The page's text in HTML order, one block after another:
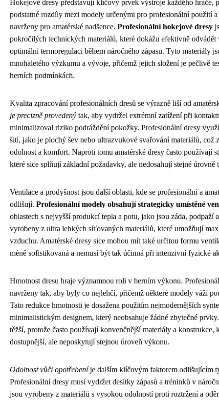
Hokejové dresy představují klíčový prvek výstroje každého hráče,
podstatné rozdíly mezi modely určenými pro profesionální použití
navrženy pro amatérské nadšence. Profesionální hokejové dresy
pokročilých technických materiálů, které dokážu efektivně odvádět
optimální termoregulaci během náročného zápasu. Tyto materiály
mnohaletého výzkumu a vývoje, přičemž jejich složení je pečlivě
herních podmínkách.
Kvalita zpracování profesionálních dresů se výrazně liší od
je precizně provedený tak, aby vydržel extrémní zatížení při
minimalizoval riziko podráždění pokožky. Profesionální dresy
šití, jako je plochý šev nebo ultrazvukové svařování materiálů, což
odolnost a komfort. Naproti tomu amatérské dresy často používají
které sice splňují základní požadavky, ale nedosahují stejné úrovně
Ventilace a prodyšnost jsou další oblasti, kde se profesionální a
odlišují. Profesionální modely obsahují strategicky umístěné
oblastech s nejvyšší produkcí tepla a potu, jako jsou záda, podpaží
vyrobeny z ultra lehkých síťovaných materiálů, které umožňují
vzduchu. Amatérské dresy sice mohou mít také určitou formu
méně sofistikovaná a nemusí být tak účinná při intenzivní fyzické
Hmotnost dresu hraje významnou roli v herním výkonu.
navrženy tak, aby byly co nejlehčí, přičemž některé modely váží
Tato redukce hmotnosti je dosažena použitím nejmodernějších
minimalistickým designem, který neobsahuje žádné zbytečné
těžší, protože často používají konvenčnější materiály a konstrukce,
dostupnější, ale neposkytují stejnou úroveň výkonu.
Odolnost vůči opotřebeníje dalším klíčovým faktorem odlišujícím
Profesionální dresy musí vydržet desítky zápasů a tréninků v
jsou vyrobeny z materiálů s vysokou odolností proti roztržení a